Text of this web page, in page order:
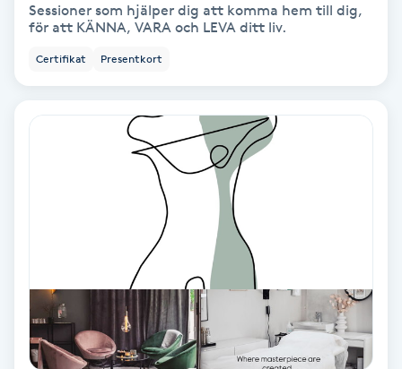
Ombre naglar
Ortobionomi
Paraffinbehandling
Pedikyr
Sessioner som hjälper dig att komma hem till dig,
för att KÄNNA, VARA och LEVA ditt liv.
Certifikat Presentkort